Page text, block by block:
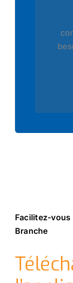
Facilitez-vous
Branche